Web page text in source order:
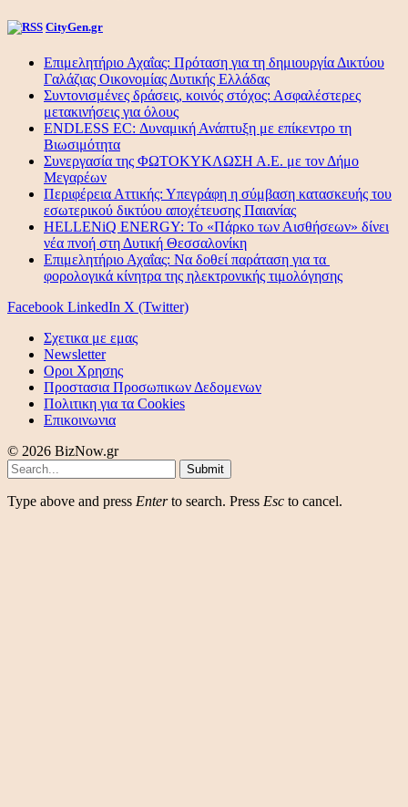
CityGen.gr
Επιμελητήριο Αχαΐας: Πρόταση για τη δημιουργία Δικτύου
Γαλάζιας Οικονομίας Δυτικής Ελλάδας
Συντονισμένες δράσεις, κοινός στόχος: Ασφαλέστερες
μετακινήσεις για όλους
ENDLESS EC: Δυναμική Ανάπτυξη με επίκεντρο τη
Βιωσιμότητα
Συνεργασία της ΦΩΤΟΚΥΚΛΩΣΗ Α.Ε. με τον Δήμο
Μεγαρέων
Περιφέρεια Αττικής: Υπεγράφη η σύμβαση κατασκευής του
εσωτερικού δικτύου αποχέτευσης Παιανίας
HELLENiQ ENERGY: Το «Πάρκο των Αισθήσεων» δίνει
νέα πνοή στη Δυτική Θεσσαλονίκη
Επιμελητήριο Αχαΐας: Να δοθεί παράταση για τα
φορολογικά κίνητρα της ηλεκτρονικής τιμολόγησης
Facebook LinkedIn X (Twitter)
Σχετικα με εμας
Newsletter
Οροι Χρησης
Προστασια Προσωπικων Δεδομενων
Πολιτικη για τα Cookies
Επικοινωνια
© 2026 BizNow.gr
Submit
Type above and press Enterto search. Press Esc to cancel.